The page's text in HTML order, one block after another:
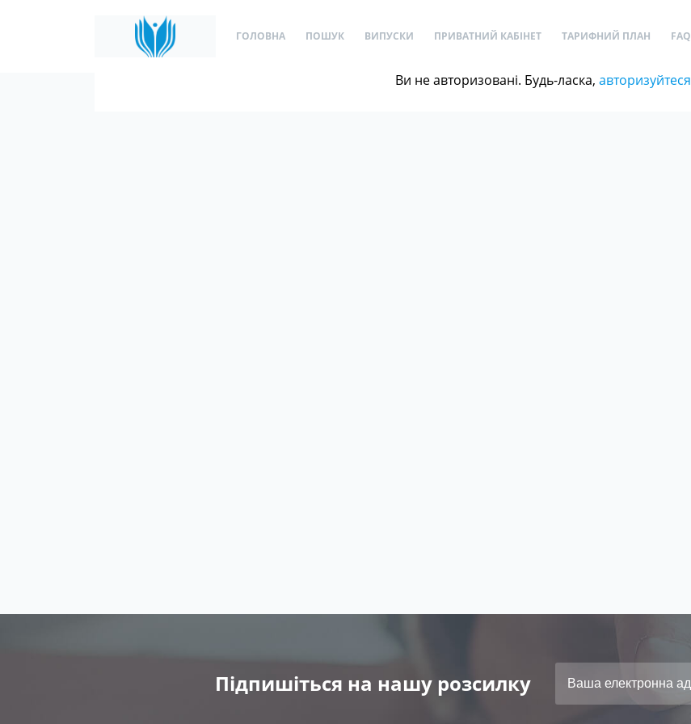
ГОЛОВНА ПОШУК ВИПУСКИ ПРИВАТНИЙ КАБІНЕТ ТАРИФНИЙ ПЛАН FAQ
Ви не авторизовані. Будь-ласка, авторизуйтеся
Підпишіться на нашу розсилку